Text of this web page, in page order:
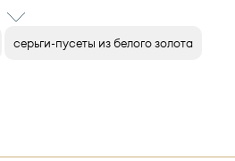
серьги-пусеты из белого золота